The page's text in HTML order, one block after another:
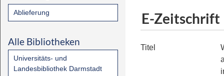
Ablieferung
Alle Bibliotheken
Universitäts- und
Landesbibliothek Darmstadt
E-Zeitschrift
Titel